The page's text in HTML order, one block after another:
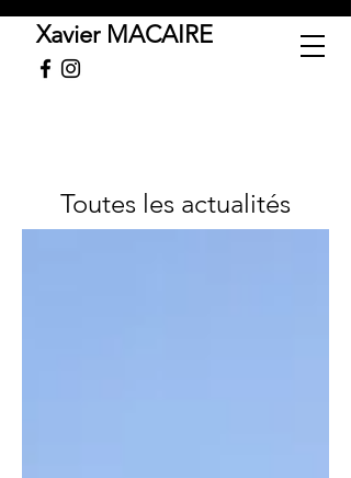
Xavier MACAIRE
Toutes les actualités